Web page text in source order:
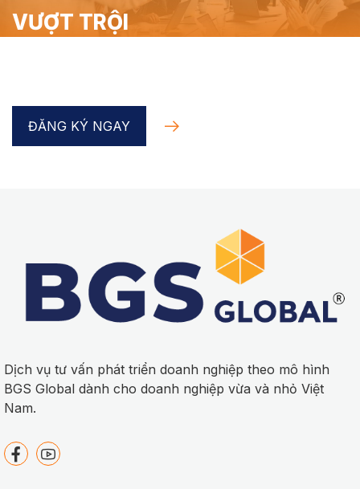
VƯỢT TRỘI
ĐĂNG KÝ NGAY
Dịch vụ tư vấn phát triển doanh nghiệp theo mô hình
BGS Global dành cho doanh nghiệp vừa và nhỏ Việt
Nam.